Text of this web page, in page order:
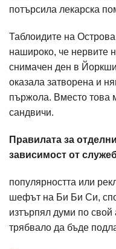
потърсила лекарска
Таблоидите на
нашироко, че нервите
снимачен ден в
оказала затворена и
пържола. Вместо това
сандвичи.
Правилата за
зависимост от
популярността или
шефът на Би Би Си,
изтърпял думи по свой
трябвало да бъде